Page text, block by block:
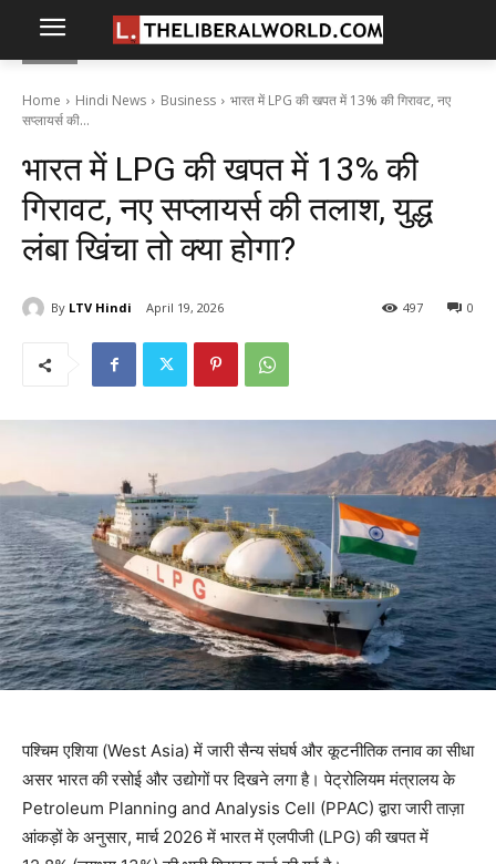
Home Hindi News Business
भारत में LPG की खपत में 13% की गिरावट, नए
सप्लायर्स की...
भारत में LPG की खपत में 13% की
गिरावट, नए सप्लायर्स की तलाश, युद्ध
लंबा खिंचा तो क्या होगा?
By LTV Hindi April 19, 2026 0
497
पश्चिम एशिया (West Asia) में जारी सैन्य संघर्ष और कूटनीतिक तनाव का सीधा
असर भारत की रसोई और उद्योगों पर दिखने लगा है। पेट्रोलियम मंत्रालय के
Petroleum Planning and Analysis Cell (PPAC) द्वारा जारी ताज़ा
आंकड़ों के अनुसार, मार्च 2026 में भारत में एलपीजी (LPG) की खपत में